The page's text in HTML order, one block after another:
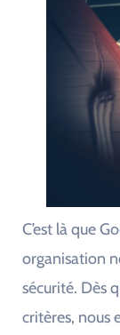
C’est là que
organisation
sécurité. Dès
critères, nous